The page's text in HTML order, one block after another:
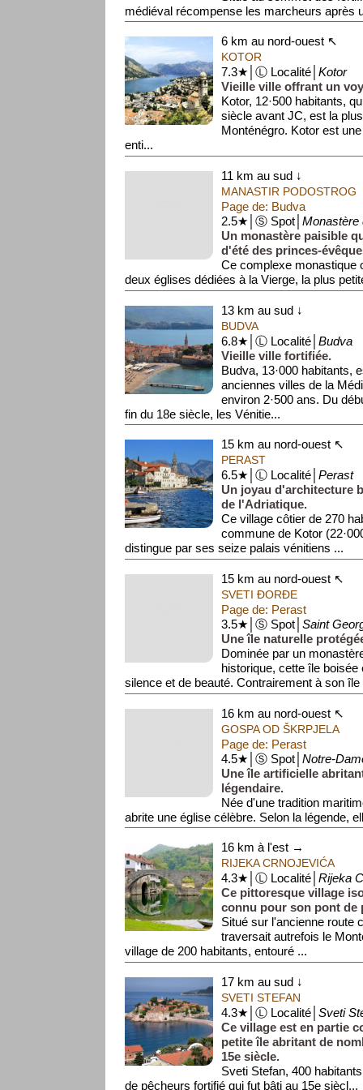
médiéval récompense les marcheurs après
350 marches. De là...
6 km au nord-ouest ↖
KOTOR
7.3★│Ⓛ Localité│ Kotor
Vieille ville offrant un
Kotor, 12·500 habitants,
siècle avant JC, est la
Monténégro. Kotor est
enti...
11 km au sud ↓
MANASTIR PODOSTROG
Page de: Budva
2.5★│Ⓢ Spot│ Monastère
Un monastère paisible
d'été des princes-
Ce complexe monastique
deux églises dédiées à la Vierge, la plus
13 km au sud ↓
BUDVA
6.8★│Ⓛ Localité│ Budva
Vieille ville fortifiée.
Budva, 13·000 habitants,
anciennes villes de la
environ 2·500 ans. Du
fin du 18e siècle, les Vénitie...
15 km au nord-ouest ↖
PERAST
6.5★│Ⓛ Localité│ Perast
Un joyau d'architecture
de l'Adriatique.
Ce village côtier de 270
commune de Kotor
distingue par ses seize palais vénitiens ...
15 km au nord-ouest ↖
SVETI ĐORĐE
Page de: Perast
3.5★│Ⓢ Spot│ Saint
Une île naturelle
Dominée par un
historique, cette île
silence et de beauté. Contrairement à son
16 km au nord-ouest ↖
GOSPA OD ŠKRPJELA
Page de: Perast
4.5★│Ⓢ Spot│ Notre-
Une île artificielle
légendaire.
Née d'une tradition
abrite une église célèbre. Selon la légende,
par pierre par les...
16 km à l'est →
RIJEKA CRNOJEVIĆA
4.3★│Ⓛ Localité│ Rijeka
Ce pittoresque village
connu pour son pont de
Situé sur l'ancienne route
traversait autrefois le
village de 200 habitants, entouré ...
17 km au sud ↓
SVETI STEFAN
4.3★│Ⓛ Localité│ Sveti
Ce village est en partie
petite île abritant de
15e siècle.
Sveti Stefan, 400
de pêcheurs fortifié qui fut bâti au 15e siècl...